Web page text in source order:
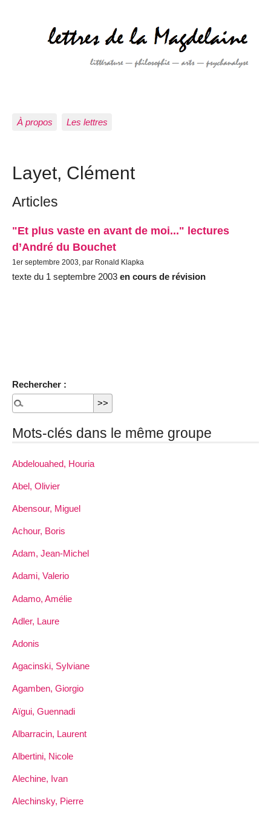
À propos Les lettres
Layet, Clément
Articles
"Et plus vaste en avant de moi..." lectures
d’André du Bouchet
1er septembre 2003, par Ronald Klapka
texte du 1 septembre 2003 en cours de révision
Rechercher :
Mots-clés dans le même groupe
Abdelouahed, Houria
Abel, Olivier
Abensour, Miguel
Achour, Boris
Adam, Jean-Michel
Adami, Valerio
Adamo, Amélie
Adler, Laure
Adonis
Agacinski, Sylviane
Agamben, Giorgio
Aïgui, Guennadi
Albarracin, Laurent
Albertini, Nicole
Alechine, Ivan
Alechinsky, Pierre